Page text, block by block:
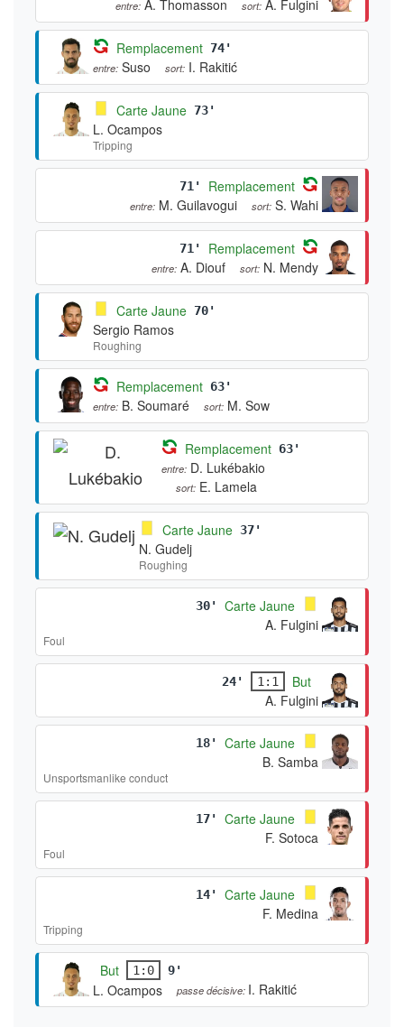
entre: A. Thomasson sort: A. Fulgini
Remplacement 74'
entre: Suso sort: I. Rakitić
Carte Jaune 73'
L. Ocampos
Tripping
71' Remplacement
entre: M. Guilavogui sort: S. Wahi
71' Remplacement
entre: A. Diouf sort: N. Mendy
Carte Jaune 70'
Sergio Ramos
Roughing
Remplacement 63'
entre: B. Soumaré sort: M. Sow
Remplacement 63'
entre: D. Lukébakio
sort: E. Lamela
Carte Jaune 37'
N. Gudelj
Roughing
30'
Carte Jaune
A. Fulgini
Foul
24' 1:1
But
A. Fulgini
18'
Carte Jaune
B. Samba
Unsportsmanlike conduct
17'
Carte Jaune
F. Sotoca
Foul
14'
Carte Jaune
F. Medina
Tripping
But 1:0 9'
L. Ocampos passe décisive: I. Rakitić